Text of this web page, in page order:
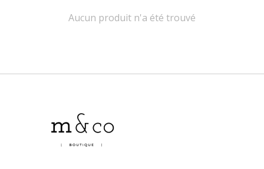
Aucun produit n'a été trouvé